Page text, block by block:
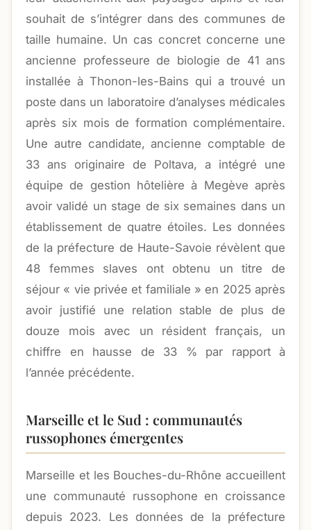
souhait de s’intégrer dans des communes de
taille humaine. Un cas concret concerne une
ancienne professeure de biologie de 41 ans
installée à Thonon-les-Bains qui a trouvé un
poste dans un laboratoire d’analyses médicales
après six mois de formation complémentaire.
Une autre candidate, ancienne comptable de
33 ans originaire de Poltava, a intégré une
équipe de gestion hôtelière à Megève après
avoir validé un stage de six semaines dans un
établissement de quatre étoiles. Les données
de la préfecture de Haute-Savoie révèlent que
48 femmes slaves ont obtenu un titre de
séjour « vie privée et familiale » en 2025 après
avoir justifié une relation stable de plus de
douze mois avec un résident français, un
chiffre en hausse de 33 % par rapport à
l’année précédente.
Marseille et le Sud : communautés
russophones émergentes
Marseille et les Bouches-du-Rhône accueillent
une communauté russophone en croissance
depuis 2023. Les données de la préfecture